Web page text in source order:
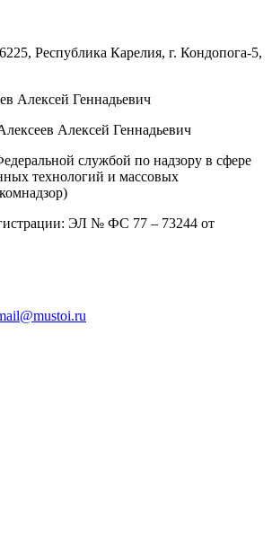
Республика Карелия, г. Кондопога-5,
Алексей Геннадьевич
Алексей Геннадьевич
службой по надзору в сфере
технологий и массовых
ЭЛ № ФС 77 – 73244 от